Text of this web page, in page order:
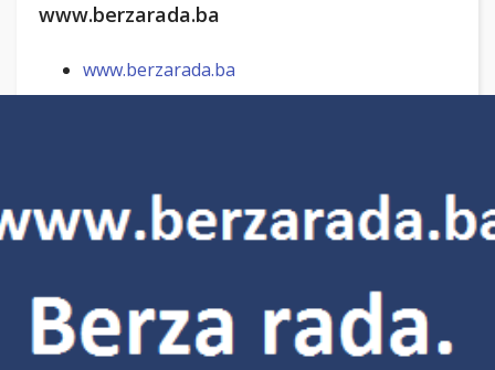
www.berzarada.ba
www.berzarada.ba